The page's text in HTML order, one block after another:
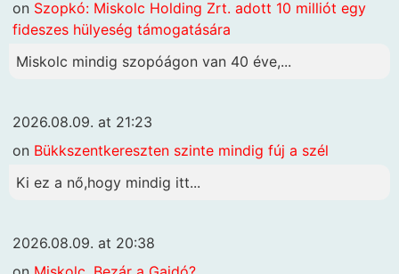
on Szopkó: Miskolc Holding Zrt. adott 10 milliót egy
fideszes hülyeség támogatására
Miskolc mindig szopóágon van 40 éve,...
2026.08.09. at 21:23
on Bükkszentkereszten szinte mindig fúj a szél
Ki ez a nő,hogy mindig itt...
2026.08.09. at 20:38